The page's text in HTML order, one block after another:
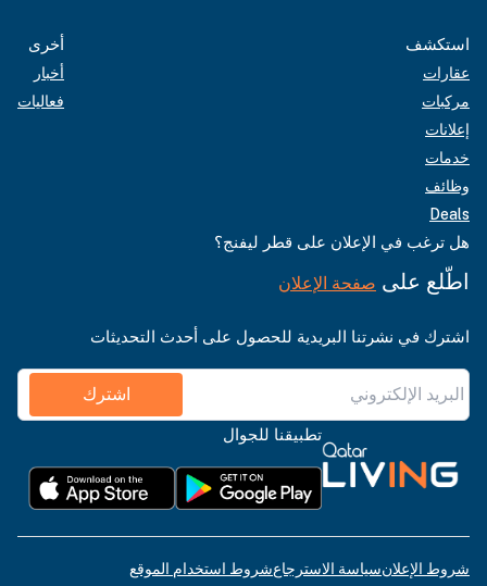
استكشف
عقارات
مركبات
إعلانات
خدمات
وظائف
Deals
أخرى
أخبار
فعاليات
هل ترغب في الإعلان على قطر ليفنج؟
اطّلع على صفحة الإعلان
اشترك في نشرتنا البريدية للحصول على أحدث التحديثات
اشترك
تطبيقنا للجوال
شروط الإعلانسياسة الاسترجاعشروط استخدام الموقع